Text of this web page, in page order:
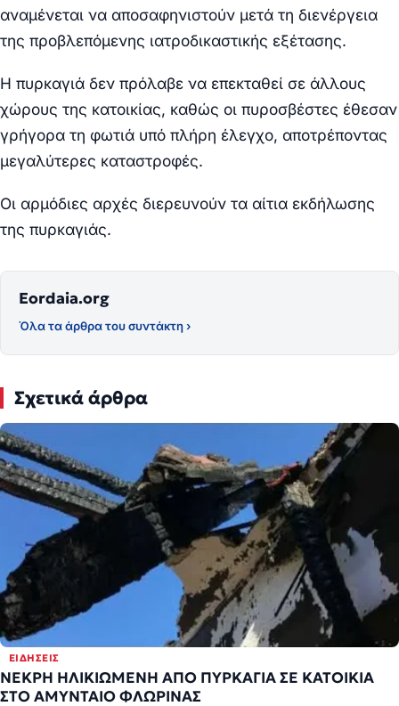
αναμένεται να αποσαφηνιστούν μετά τη διενέργεια
της προβλεπόμενης ιατροδικαστικής εξέτασης.
Η πυρκαγιά δεν πρόλαβε να επεκταθεί σε άλλους
χώρους της κατοικίας, καθώς οι πυροσβέστες έθεσαν
γρήγορα τη φωτιά υπό πλήρη έλεγχο, αποτρέποντας
μεγαλύτερες καταστροφές.
Οι αρμόδιες αρχές διερευνούν τα αίτια εκδήλωσης
της πυρκαγιάς.
Eordaia.org
Όλα τα άρθρα του συντάκτη ›
Σχετικά άρθρα
ΕΙΔΉΣΕΙΣ
ΝΕΚΡΗ ΗΛΙΚΙΩΜΕΝΗ ΑΠΟ ΠΥΡΚΑΓΙΑ ΣΕ ΚΑΤΟΙΚΙΑ
ΣΤΟ ΑΜΥΝΤΑΙΟ ΦΛΩΡΙΝΑΣ